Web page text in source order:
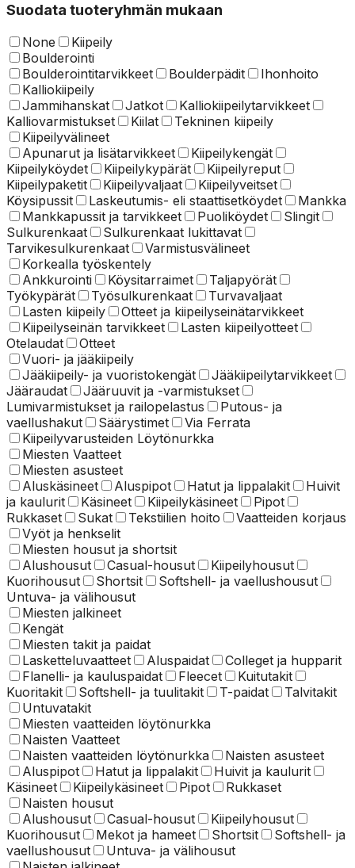
Suodata tuoteryhmän mukaan
None
Kiipeily
Boulderointi
Boulderointitarvikkeet
Boulderpädit
Ihonhoito
Kalliokiipeily
Jammihanskat
Jatkot
Kalliokiipeilytarvikkeet
Kalliovarmistukset
Kiilat
Tekninen kiipeily
Kiipeilyvälineet
Apunarut ja lisätarvikkeet
Kiipeilykengät
Kiipeilyköydet
Kiipeilykypärät
Kiipeilyreput
Kiipeilypaketit
Kiipeilyvaljaat
Kiipeilyveitset
Köysipussit
Laskeutumis- eli staattisetköydet
Mankka
Mankkapussit ja tarvikkeet
Puoliköydet
Slingit
Sulkurenkaat
Sulkurenkaat lukittavat
Tarvikesulkurenkaat
Varmistusvälineet
Korkealla työskentely
Ankkurointi
Köysitarraimet
Taljapyörät
Työkypärät
Työsulkurenkaat
Turvavaljaat
Lasten kiipeily
Otteet ja kiipeilyseinätarvikkeet
Kiipeilyseinän tarvikkeet
Lasten kiipeilyotteet
Otelaudat
Otteet
Vuori- ja jääkiipeily
Jääkiipeily- ja vuoristokengät
Jääkiipeilytarvikkeet
Jääraudat
Jääruuvit ja -varmistukset
Lumivarmistukset ja railopelastus
Putous- ja
vaellushakut
Säärystimet
Via Ferrata
Kiipeilyvarusteiden Löytönurkka
Miesten Vaatteet
Miesten asusteet
Aluskäsineet
Aluspipot Hatut ja lippalakit
Huivit
ja kaulurit
Käsineet Kiipeilykäsineet
Pipot
Rukkaset
Sukat Tekstiilien hoito
Vaatteiden korjaus
Vyöt ja henkselit
Miesten housut ja shortsit
Alushousut
Casual-housut
Kiipeilyhousut
Kuorihousut
Shortsit
Softshell- ja vaellushousut
Untuva- ja välihousut
Miesten jalkineet
Kengät
Miesten takit ja paidat
Lasketteluvaatteet
Aluspaidat
Colleget ja hupparit
Flanelli- ja kauluspaidat
Fleecet
Kuitutakit
Kuoritakit
Softshell- ja tuulitakit T-paidat
Talvitakit
Untuvatakit
Miesten vaatteiden löytönurkka
Naisten Vaatteet
Naisten vaatteiden löytönurkka
Naisten asusteet
Aluspipot
Hatut ja lippalakit
Huivit ja kaulurit
Käsineet
Kiipeilykäsineet Pipot
Rukkaset
Naisten housut
Alushousut
Casual-housut
Kiipeilyhousut
Kuorihousut
Mekot ja hameet Shortsit
Softshell- ja
vaellushousut
Untuva- ja välihousut